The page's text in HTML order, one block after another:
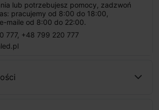
lub potrzebujesz pomocy, zadzwoń
pracujemy od 8:00 do 18:00,
maile od 8:00 do 22:00.
777, +48 799 220 777